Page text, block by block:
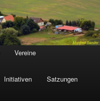
Vereine
Initiativen Satzungen